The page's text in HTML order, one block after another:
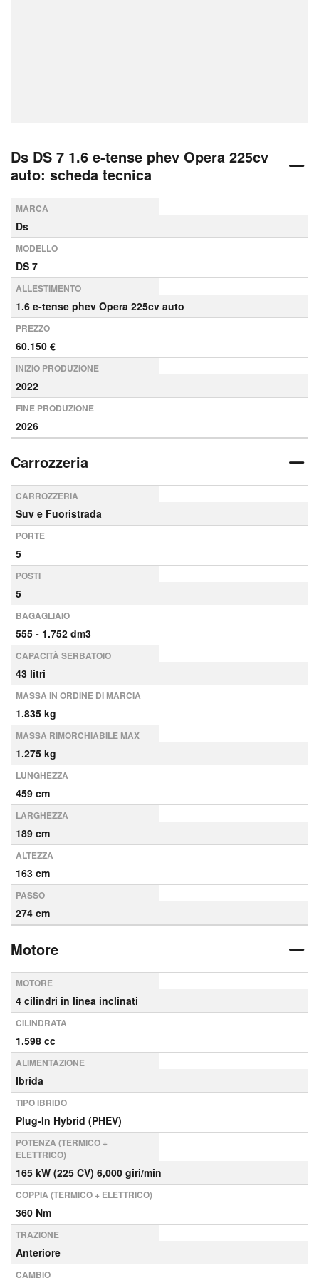
Ds DS 7 1.6 e-tense phev Opera 225cv
auto: scheda tecnica
MARCA
Ds
MODELLO
DS 7
ALLESTIMENTO
1.6 e-tense phev Opera 225cv auto
PREZZO
60.150 €
INIZIO PRODUZIONE
2022
FINE PRODUZIONE
2026
Carrozzeria
CARROZZERIA
Suv e Fuoristrada
PORTE
5
POSTI
5
BAGAGLIAIO
555 - 1.752 dm3
CAPACITÀ SERBATOIO
43 litri
MASSA IN ORDINE DI MARCIA
1.835 kg
MASSA RIMORCHIABILE MAX
1.275 kg
LUNGHEZZA
459 cm
LARGHEZZA
189 cm
ALTEZZA
163 cm
PASSO
274 cm
Motore
MOTORE
4 cilindri in linea inclinati
CILINDRATA
1.598 cc
ALIMENTAZIONE
Ibrida
TIPO IBRIDO
Plug-In Hybrid (PHEV)
POTENZA (TERMICO +
ELETTRICO)
165 kW (225 CV) 6,000 giri/min
COPPIA (TERMICO + ELETTRICO)
360 Nm
TRAZIONE
Anteriore
CAMBIO